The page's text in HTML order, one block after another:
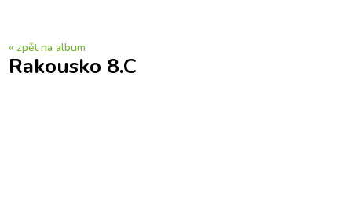
« zpět na album
Rakousko 8.C